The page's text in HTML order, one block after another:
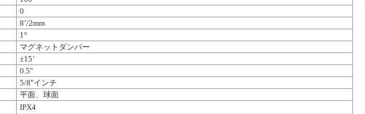
0
8’/2mm
1°
マグネットダンパー
±15’
0.5"
5/8"インチ
平面、球面
IPX4